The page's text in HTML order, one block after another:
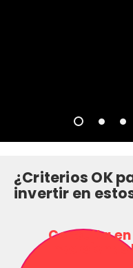
¿Criterios OK
invertir en
Consulta en